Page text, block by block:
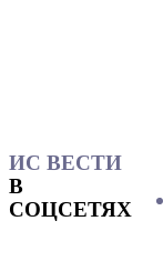
ИС ВЕСТИ
В
СОЦСЕТЯХ